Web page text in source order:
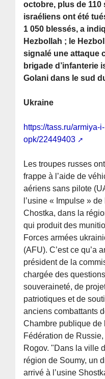
octobre, plus de 110
israéliens ont été
1 050 blessés, a
Hezbollah ; le
signalé une attaque
brigade d’infanterie
Golani dans le sud
Ukraine
https://tass.ru/armiya-i-
opk/22449403
Les troupes russes
frappe à l’aide de
aériens sans pilote
l’usine « Impulse »
Chostka, dans la
qui produit des
Forces armées
(AFU). C’est ce qu’a
président de la
chargée des
souveraineté, de
patriotiques et de
anciens combattants
Chambre publique de
Fédération de
Rogov. "Dans la ville
région de Soumy, un
arrivé à l’usine